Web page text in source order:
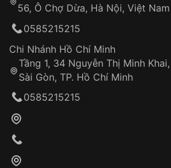
Khách hàng kiểm tra và
Đảm bảo quyền lợi khách
Đồng hành cùng khách
trình sử dụng
56, Ô Chợ Dừa, Hà Nội, Việt Nam
0585215215
Chi Nhánh Hồ Chí Minh
Tầng 1, 34 Nguyễn Thị Minh
Sài Gòn, TP. Hồ Chí Minh
0585215215